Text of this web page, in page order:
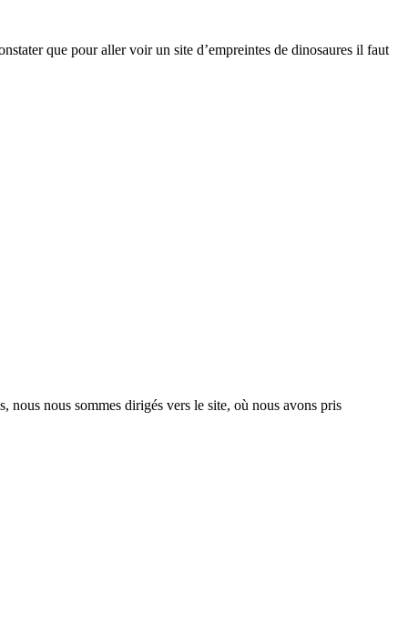
que pour aller voir un site d’empreintes de dinosaures il faut
nous nous sommes dirigés vers le site, où nous avons pris